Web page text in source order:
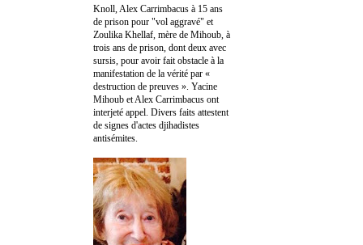
Knoll, Alex Carrimbacus à 15 ans
de prison pour "vol aggravé" et
Zoulika Khellaf, mère de Mihoub, à
trois ans de prison, dont deux avec
sursis, pour avoir fait obstacle à la
manifestation de la vérité par «
destruction de preuves ». Yacine
Mihoub et Alex Carrimbacus ont
interjeté appel. Divers faits attestent
de signes d'actes djihadistes
antisémites.